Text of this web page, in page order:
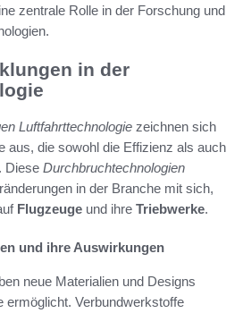
zentrale Rolle in der Forschung und
in der
Luftfahrttechnologie zeichnen sich
aus, die sowohl die Effizienz als auch
Diese Durchbruchtechnologien
in der Branche mit sich,
Flugzeuge und ihre Triebwerke.
und ihre Auswirkungen
neue Materialien und Designs
ermöglicht. Verbundwerkstoffe